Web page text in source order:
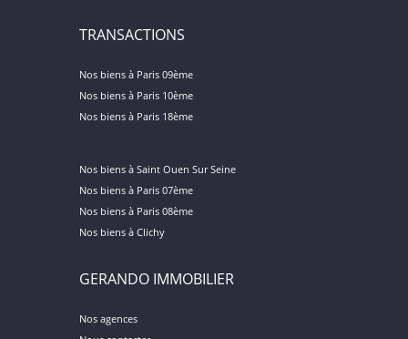
TRANSACTIONS
Nos biens à Paris 09ème
Nos biens à Paris 10ème
Nos biens à Paris 18ème
Nos biens à Saint Ouen Sur Seine
Nos biens à Paris 07ème
Nos biens à Paris 08ème
Nos biens à Clichy
GERANDO IMMOBILIER
Nos agences